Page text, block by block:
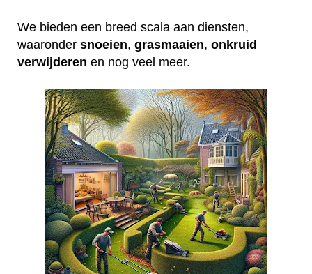
We bieden een breed scala aan diensten,
waaronder snoeien, grasmaaien, onkruid
verwijderen en nog veel meer.